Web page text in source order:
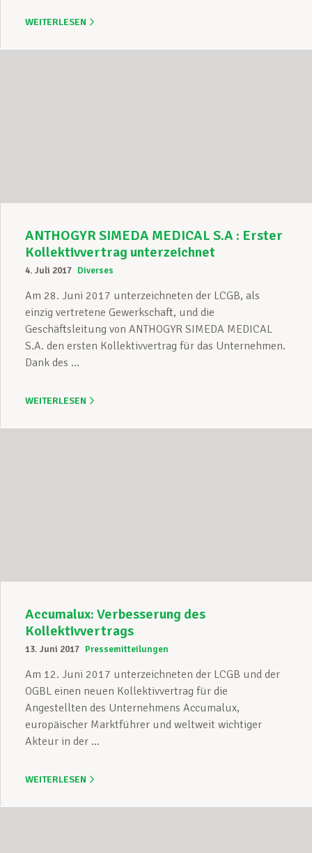
WEITERLESEN
ANTHOGYR SIMEDA MEDICAL S.A : Erster
Kollektivvertrag unterzeichnet
4. Juli 2017 Diverses
Am 28. Juni 2017 unterzeichneten der LCGB, als
einzig vertretene Gewerkschaft, und die
Geschäftsleitung von ANTHOGYR SIMEDA MEDICAL
S.A. den ersten Kollektivvertrag für das Unternehmen.
Dank des ...
WEITERLESEN
Accumalux: Verbesserung des
Kollektivvertrags
13. Juni 2017 Pressemitteilungen
Am 12. Juni 2017 unterzeichneten der LCGB und der
OGBL einen neuen Kollektivvertrag für die
Angestellten des Unternehmens Accumalux,
europäischer Marktführer und weltweit wichtiger
Akteur in der ...
WEITERLESEN